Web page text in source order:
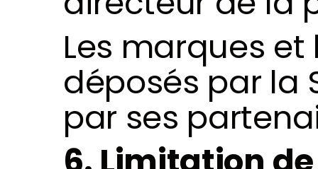
Les marques
déposés par la
par ses